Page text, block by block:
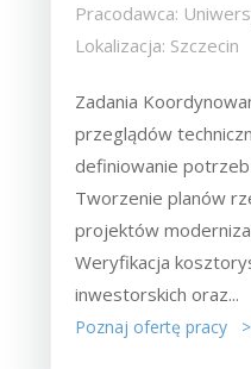
Pracodawca:
Lokalizacja: Szczecin
Zadania
przeglądów
definiowanie
Tworzenie planów
projektów
Weryfikacja
inwestorskich oraz...
Poznaj ofertę pracy